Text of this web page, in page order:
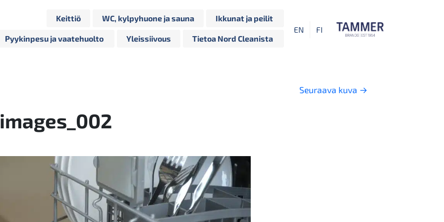
Keittiö WC, kylpyhuone ja sauna Ikkunat ja peilit
Pyykinpesu ja vaatehuolto Yleissiivous Tietoa Nord Cleanista
EN FI
Seuraava kuva →